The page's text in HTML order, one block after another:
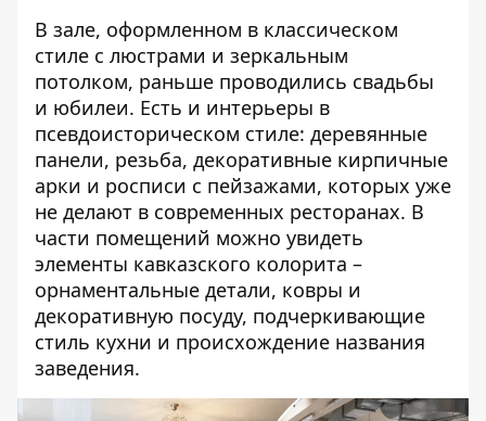
В зале, оформленном в классическом
стиле с люстрами и зеркальным
потолком, раньше проводились свадьбы
и юбилеи. Есть и интерьеры в
псевдоисторическом стиле: деревянные
панели, резьба, декоративные кирпичные
арки и росписи с пейзажами, которых уже
не делают в современных ресторанах. В
части помещений можно увидеть
элементы кавказского колорита –
орнаментальные детали, ковры и
декоративную посуду, подчеркивающие
стиль кухни и происхождение названия
заведения.